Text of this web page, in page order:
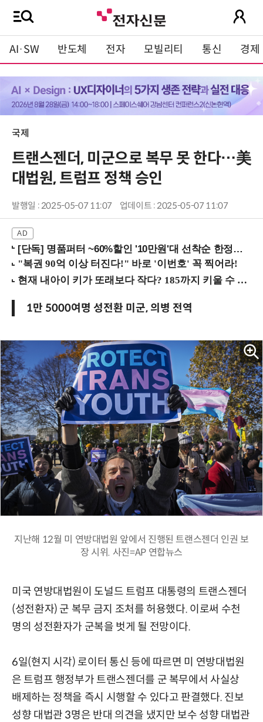
AI·SW 반도체 전자 모빌리티 통신 경제
국제
트랜스젠더, 미군으로 복무 못 한다…美
대법원, 트럼프 정책 승인
발행일 : 2025-05-07 11:07 업데이트 : 2025-05-07 11:07
[단독] 명품퍼터 ~60%할인 '10만원'대 선착순 한정판매!
1만 5000여명 성전환 미군, 의병 전역
지난해 12월 미 연방대법원 앞에서 진행된 트랜스젠더 인권 보
장 시위. 사진=AP 연합뉴스
미국 연방대법원이 도널드 트럼프 대통령의 트랜스젠더
(성전환자) 군 복무 금지 조처를 허용했다. 이로써 수천
명의 성전환자가 군복을 벗게 될 전망이다.
6일(현지 시각) 로이터 통신 등에 따르면 미 연방대법원
은 트럼프 행정부가 트랜스젠더를 군 복무에서 사실상
배제하는 정책을 즉시 시행할 수 있다고 판결했다. 진보
성향 대법관 3명은 반대 의견을 냈지만 보수 성향 대법관